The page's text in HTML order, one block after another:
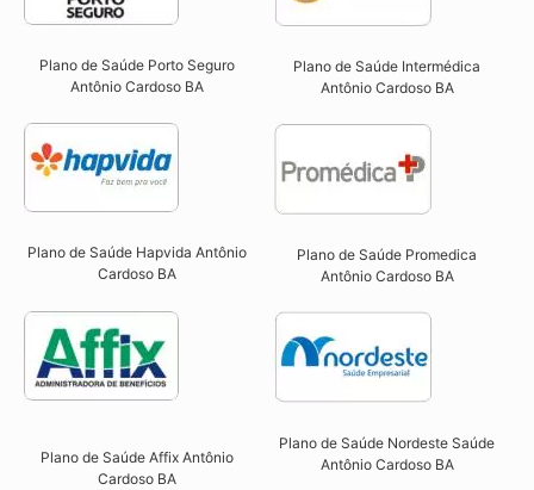
Plano de Saúde Porto Seguro
Antônio Cardoso BA​
Plano de Saúde Intermédica
Antônio Cardoso BA​
Plano de Saúde Hapvida Antônio
Cardoso BA​
Plano de Saúde Promedica
Antônio Cardoso BA
Plano de Saúde Affix Antônio
Cardoso BA​
Plano de Saúde Nordeste Saúde
Antônio Cardoso BA